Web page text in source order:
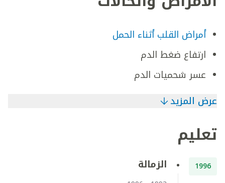
أمراض القلب أثناء الحمل
ارتفاع ضغط الدم
عسر شحميات الدم
عرض المزيد
تعليم
1996 الزمالة